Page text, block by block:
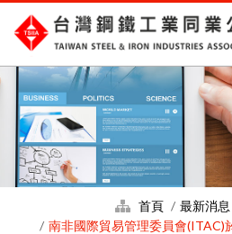
首頁 最新消息
南非國際貿易管理委員會(ITAC)